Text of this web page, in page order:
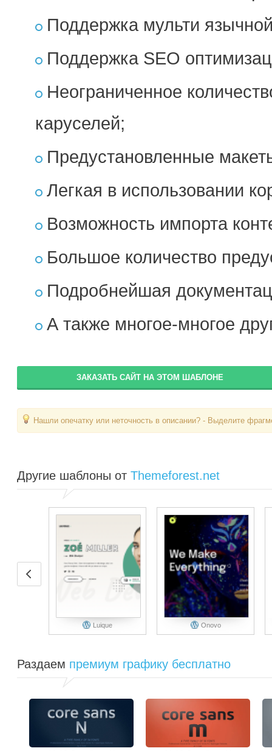
Поддержка мульти
Поддержка SEO
Неограниченное
каруселей;
Предустановленные
Легкая в использовании
Возможность импорта
Большое количество
Подробнейшая
А также многое-многое
ЗАКАЗАТЬ САЙТ НА ЭТОМ ШАБЛОНЕ
Нашли опечатку или неточность в описании? - Выделите
Другие шаблоны от Themeforest.net
Luique Onovo
Раздаем премиум графику бесплатно